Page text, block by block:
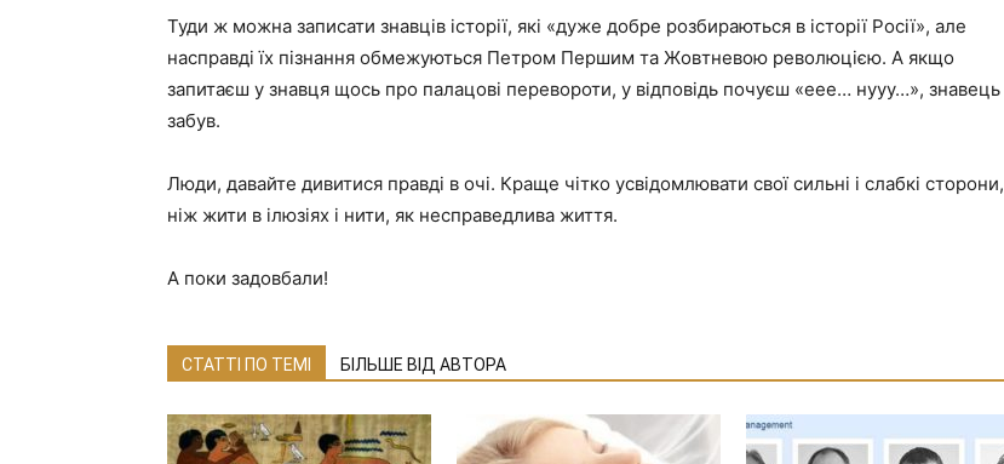
Туди ж можна записати знавців історії, які «дуже добре розбираються в історії Росії», але
насправді їх пізнання обмежуються Петром Першим та Жовтневою революцією. А якщо
запитаєш у знавця щось про палацові перевороти, у відповідь почуєш «еее… нууу…», знавець
забув.
Люди, давайте дивитися правді в очі. Краще чітко усвідомлювати свої сильні і слабкі сторони,
ніж жити в ілюзіях і нити, як несправедлива життя.
А поки задовбали!
СТАТТІ ПО ТЕМІ БІЛЬШЕ ВІД АВТОРА